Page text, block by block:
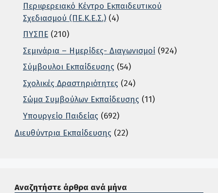
Περιφερειακό Κέντρο Εκπαιδευτικού
Σχεδιασμού (ΠΕ.Κ.Ε.Σ.) (4)
ΠΥΣΠΕ (210)
Σεμινάρια – Ημερίδες- Διαγωνισμοί (924)
Σύμβουλοι Εκπαίδευσης (54)
Σχολικές Δραστηριότητες (24)
Σώμα Συμβούλων Εκπαίδευσης (11)
Υπουργείο Παιδείας (692)
Διευθύντρια Εκπαίδευσης (22)
Αναζητήστε άρθρα ανά μήνα